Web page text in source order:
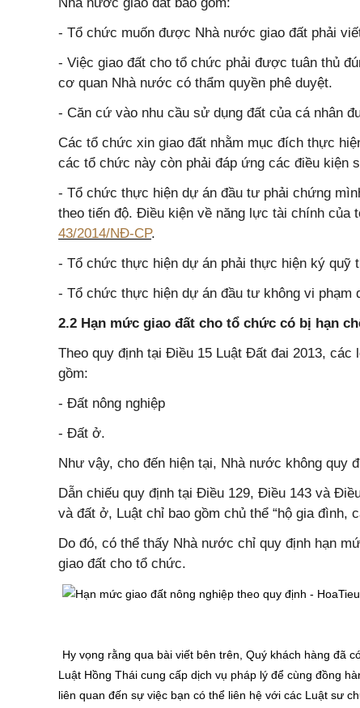
- Tổ chức muốn được Nhà nước giao đất phải
- Việc giao đất cho tổ chức phải được tuân thủ
cơ quan Nhà nước có thẩm quyền phê duyệt.
- Căn cứ vào nhu cầu sử dụng đất của cá nhân
Các tổ chức xin giao đất nhằm mục đích thực
các tổ chức này còn phải đáp ứng các điều kiện
- Tổ chức thực hiện dự án đầu tư phải chứng
theo tiến độ. Điều kiện về năng lực tài chính
43/2014/NĐ-CP.
- Tổ chức thực hiện dự án phải thực hiện ký quỹ
- Tổ chức thực hiện dự án đầu tư không vi phạm
2.2 Hạn mức giao đất cho tổ chức có bị hạn
Theo quy định tại Điều 15 Luật Đất đai 2013,
gồm:
- Đất nông nghiệp
- Đất ở.
Như vậy, cho đến hiện tại, Nhà nước không quy
Dẫn chiếu quy định tại Điều 129, Điều 143 và
và đất ở, Luật chỉ bao gồm chủ thể “hộ gia đình,
Do đó, có thể thấy Nhà nước chỉ quy định hạn
giao đất cho tổ chức.
Hy vọng rằng qua bài viết bên trên, Quý khách hàng đã
Luật Hồng Thái cung cấp dịch vụ pháp lý để cùng đồng
liên quan đến sự việc bạn có thể liên hệ với các Luật sư